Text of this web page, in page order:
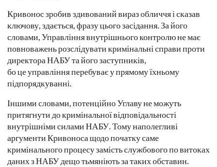
Кривонос зробив здивований вираз обличчя і сказав
ключову, здається, фразу цього засідання. За його
словами, Управління внутрішнього контролю не має
повноважень розслідувати кримінальні справи проти
директора НАБУ та його заступників,
бо це управління перебуває у прямому їхньому
підпорядкуванні.
Іншими словами, потенційно Углаву не можуть
притягнути до кримінальної відповідальності
внутрішніми силами НАБУ. Тому наполегливі
аргументи Кривоноса щодо початку саме
кримінального процесу замість службового по витоках
даних з НАБУ дещо тьмяніють за таких обставин.